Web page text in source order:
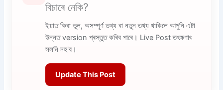
বিচাৰে নেকি?
ইয়াত কিবা ভুল, অসম্পূৰ্ণ তথ্য বা নতুন তথ্য থাকিলে আপুনি এটা
উন্নত version প্ৰস্তুত কৰিব পাৰে। Live Post তৎক্ষণাৎ
সলনি নহ'ব।
Update This Post